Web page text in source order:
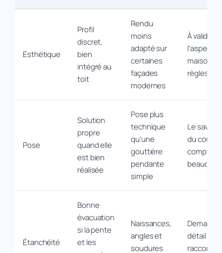
Esthétique
Profil
discret,
bien
intégré au
toit
Rendu
moins
adapté sur
certaines
façades
modernes
À valider
l’aspect
maison
règles
Pose
Solution
propre
quand elle
est bien
réalisée
Pose plus
technique
qu’une
gouttière
pendante
simple
Le savoir-
du
compte
beaucoup
Étanchéité
Bonne
évacuation
si la pente
et les
Naissances,
angles et
soudures
détail des
raccords